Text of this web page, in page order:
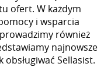
ofert. W każdym
i wsparcia
również
najnowsze
Sellasist.